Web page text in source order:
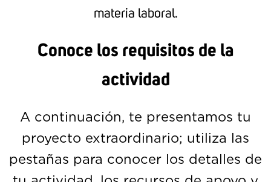
materia laboral.
Conoce los requisitos de la
actividad
A continuación, te presentamos tu
proyecto extraordinario; utiliza las
pestañas para conocer los detalles de